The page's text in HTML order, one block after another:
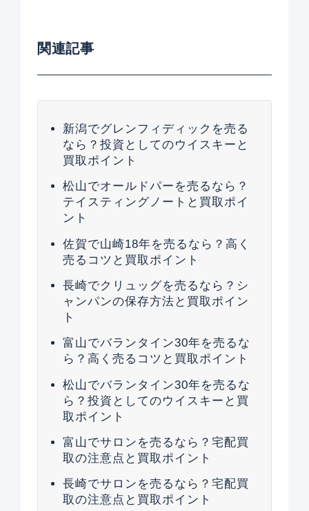
関連記事
新潟でグレンフィディックを売る
なら？投資としてのウイスキーと
買取ポイント
松山でオールドパーを売るなら？
テイスティングノートと買取ポイ
ント
佐賀で山崎18年を売るなら？高く
売るコツと買取ポイント
長崎でクリュッグを売るなら？シ
ャンパンの保存方法と買取ポイン
ト
富山でバランタイン30年を売るな
ら？高く売るコツと買取ポイント
松山でバランタイン30年を売るな
ら？投資としてのウイスキーと買
取ポイント
富山でサロンを売るなら？宅配買
取の注意点と買取ポイント
長崎でサロンを売るなら？宅配買
取の注意点と買取ポイント